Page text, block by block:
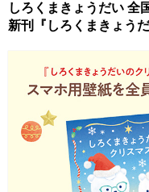
しろくまきょうだい 全
新刊『しろくまきょう